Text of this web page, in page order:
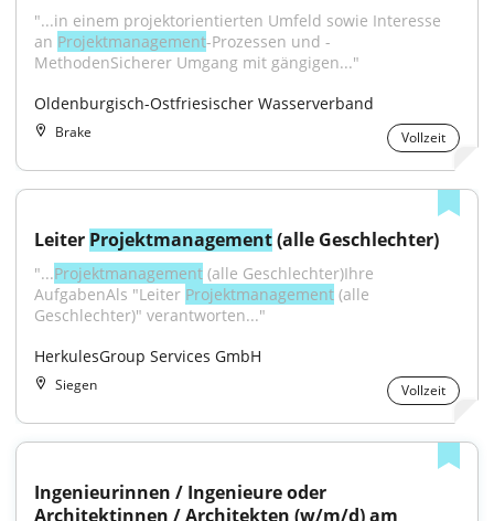
"...in einem projektorientierten Umfeld sowie Interesse
an Projektmanagement-Prozessen und -
MethodenSicherer Umgang mit gängigen..."
Oldenburgisch-Ostfriesischer Wasserverband
Brake Vollzeit
Leiter Projektmanagement (alle Geschlechter)
"...Projektmanagement (alle Geschlechter)Ihre
AufgabenAls "Leiter Projektmanagement (alle
Geschlechter)" verantworten..."
HerkulesGroup Services GmbH
Siegen Vollzeit
Ingenieurinnen / Ingenieure oder
Architektinnen / Architekten (w/m/d) am